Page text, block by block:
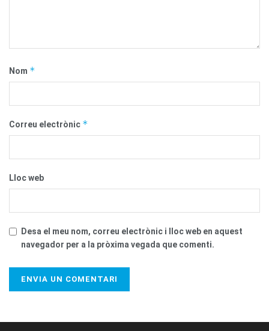
Nom *
Correu electrònic *
Lloc web
Desa el meu nom, correu electrònic i lloc web en aquest
navegador per a la pròxima vegada que comenti.